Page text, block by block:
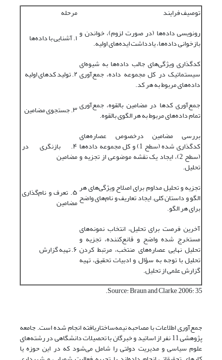
توصیف فرایند
مرحله
رونویسی داده‌ها (در صورت لزوم)، خواندن و
بازخوانی داده‌ها، یادداشت ایده‌های اولیه.
۱. آشنایی با داده‌ها
کدگذاری ویژگی‌های جالب داده‌ها به شیوه‌ای
سیستماتیک در کل مجموعه داده، جمع‌آوری
داده‌های مربوط به هر کد.
۲. تولید کدهای اولیه
جمع‌آوری کدها در مضامین بالقوه، جمع‌آوری
تمام داده‌های مربوط به هر الگوی بالقوه.
۳. جستجوی مضامین
بررسی مضامین درخصوص عصاره‌های
کدگذاری شده (سطح 1) و کل مجموعه داده‌ها
(سطح 2)، ایجاد یک نقشه موضوعی از تجزیه و
تحلیل.
۴. بازنگری در
مضامین
تجزیه و تحلیل مداوم برای اصلاح ویژگی‌های هر
الگو و داستان کلی. ایجاد تعاریف و نام‌های واضح
برای هر الگو.
۵. تعرف و نام‌گذاری
مضامین
آخرین فرصت برای تحلیل، انتخاب نمونه‌های
مستخرج شده واضح و قانع‌کننده، تجزیه و
تحلیل نهایی عصاره‌های منتخب، مرتبط کردن
تحلیل با توجه به سؤال و ادبیات تحقیق، تهیه
گزارش علمی از تحلیل.
۶. تهیه گزارش
Source: Braun and Clarke, 2006: 35.
جمع‌آوری اطلاعات با مصاحبه نیمه‌ساختاریافته انجام شده است. جامعه
پژوهشی 11 نفر از اساتید و خبرگان با تحصیلات دانشگاهی در رشته‌های
علوم سیاسی و مدیریت دولتی را شامل می‌شود که در این حوزه یا